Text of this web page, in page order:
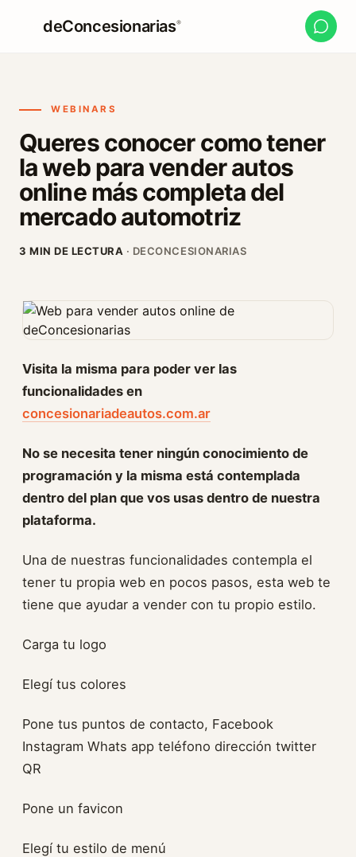
deConcesionarias®
WEBINARS
Queres conocer como tener
la web para vender autos
online más completa del
mercado automotriz
3 MIN DE LECTURA · DECONCESIONARIAS
Visita la misma para poder ver las
funcionalidades en
concesionariadeautos.com.ar
No se necesita tener ningún conocimiento de
programación y la misma está contemplada
dentro del plan que vos usas dentro de nuestra
plataforma.
Una de nuestras funcionalidades contempla el
tener tu propia web en pocos pasos, esta web te
tiene que ayudar a vender con tu propio estilo.
Carga tu logo
Elegí tus colores
Pone tus puntos de contacto, Facebook
Instagram Whats app teléfono dirección twitter
QR
Pone un favicon
Elegí tu estilo de menú